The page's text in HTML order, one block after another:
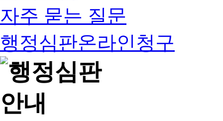
자주 묻는 질문
행정심판온라인청구